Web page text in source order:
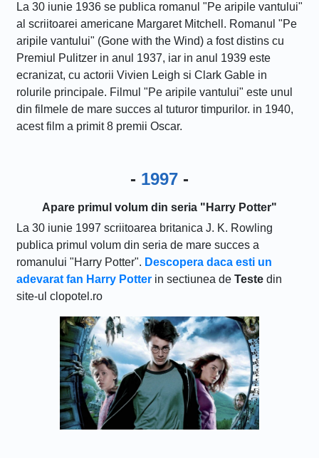
La 30 iunie 1936 se publica romanul "Pe aripile vantului"
al scriitoarei americane Margaret Mitchell. Romanul "Pe
aripile vantului" (Gone with the Wind) a fost distins cu
Premiul Pulitzer in anul 1937, iar in anul 1939 este
ecranizat, cu actorii Vivien Leigh si Clark Gable in
rolurile principale. Filmul "Pe aripile vantului" este unul
din filmele de mare succes al tuturor timpurilor. in 1940,
acest film a primit 8 premii Oscar.
- 1997 -
Apare primul volum din seria "Harry Potter"
La 30 iunie 1997 scriitoarea britanica J. K. Rowling
publica primul volum din seria de mare succes a
romanului "Harry Potter". Descopera daca esti un
adevarat fan Harry Potter in sectiunea de Teste din
site-ul clopotel.ro